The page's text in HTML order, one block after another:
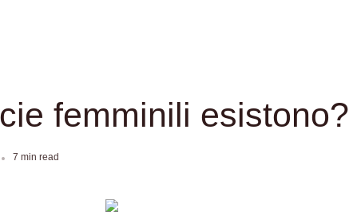
femminili esistono?
7 min read